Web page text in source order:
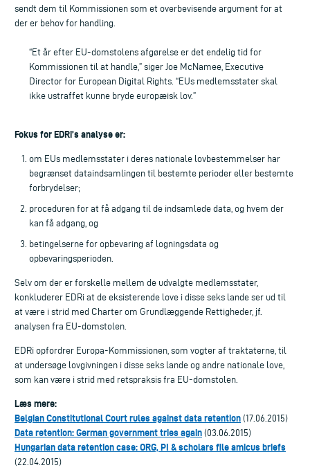
sendt dem til Kommissionen som et overbevisende argument for at
der er behov for handling.
“Et år efter EU-domstolens afgørelse er det endelig tid for
Kommissionen til at handle,” siger Joe McNamee, Executive
Director for European Digital Rights. “EUs medlemsstater skal
ikke ustraffet kunne bryde europæisk lov.”
Fokus for EDRi’s analyse er:
om EUs medlemsstater i deres nationale lovbestemmelser har
begrænset dataindsamlingen til bestemte perioder eller bestemte
forbrydelser;
proceduren for at få adgang til de indsamlede data, og hvem der
kan få adgang, og
betingelserne for opbevaring af logningsdata og
opbevaringsperioden.
Selv om der er forskelle mellem de udvalgte medlemsstater,
konkluderer EDRi at de eksisterende love i disse seks lande ser ud til
at være i strid med Charter om Grundlæggende Rettigheder, jf.
analysen fra EU-domstolen.
EDRi opfordrer Europa-Kommissionen, som vogter af traktaterne, til
at undersøge lovgivningen i disse seks lande og andre nationale love,
som kan være i strid med retspraksis fra EU-domstolen.
Læs mere:
Belgian Constitutional Court rules against data retention (17.06.2015)
Data retention: German government tries again (03.06.2015)
Hungarian data retention case: ORG, PI & scholars file amicus briefs
(22.04.2015)